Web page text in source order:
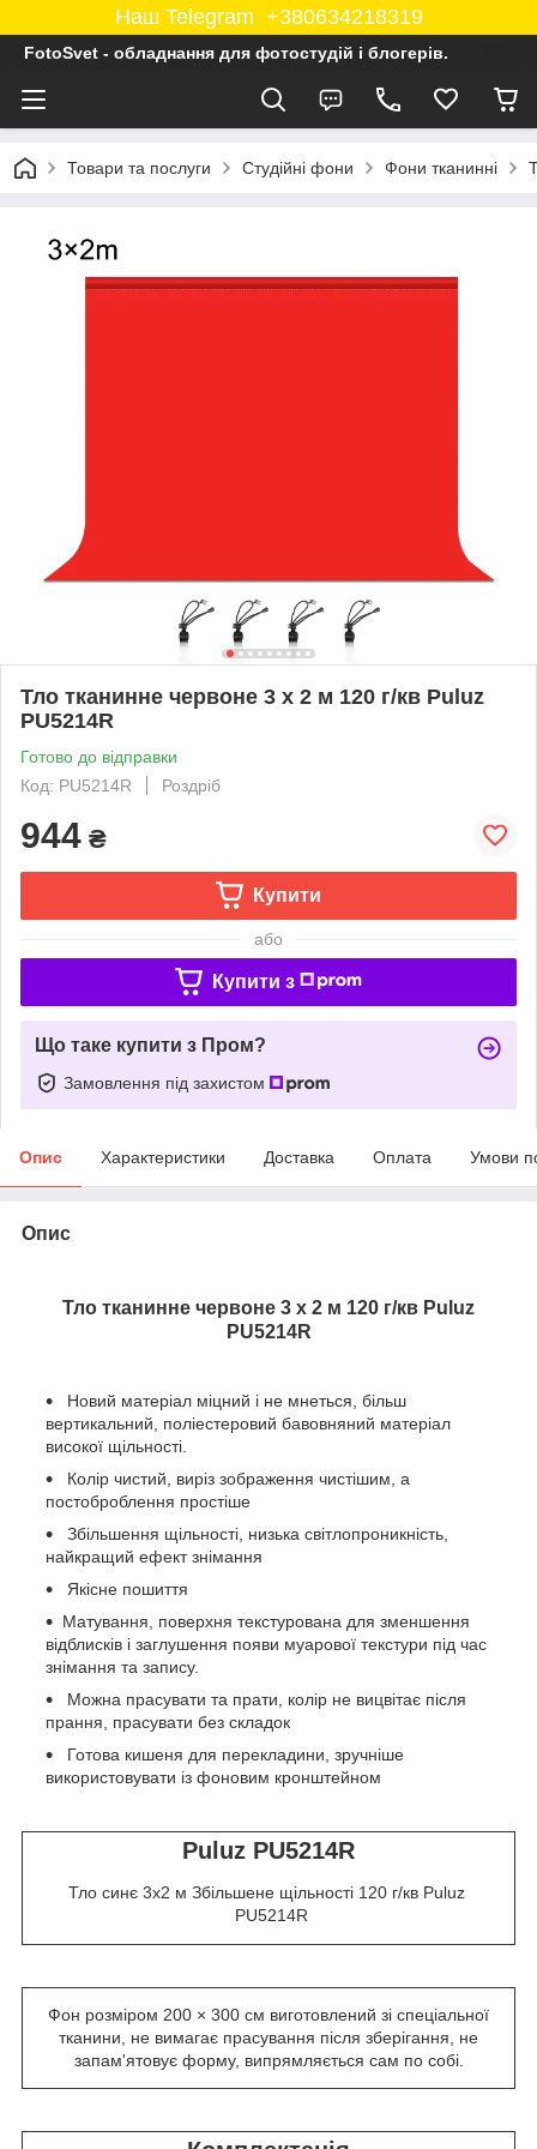
Наш Telegram +380634218319
FotoSvet - обладнання для фотостудій і блогерів.
Товари та послуги Студійні фони Фони тканинні
Тло тканинне червоне 3 x 2 м 120 г/кв Puluz
PU5214R
Готово до відправки
Код: PU5214R
Роздріб
944 ₴
Купити
або
Купити з
Що таке купити з Пром?
Замовлення під захистом
Опис Характеристики Доставка Оплата Умови
Опис
Тло тканинне червоне 3 x 2 м 120 г/кв Puluz
PU5214R
Новий матеріал міцний і не мнеться, більш
вертикальний, поліестеровий бавовняний матеріал
високої щільності.
Колір чистий, виріз зображення чистішим, а
постоброблення простіше
Збільшення щільності, низька світлопроникність,
найкращий ефект знімання
Якісне пошиття
Матування, поверхня текстурована для зменшення
відблисків і заглушення появи муарової текстури під час
знімання та запису.
Можна прасувати та прати, колір не вицвітає після
прання, прасувати без складок
Готова кишеня для перекладини, зручніше
використовувати із фоновим кронштейном
Puluz PU5214R
Тло синє 3x2 м Збільшене щільності 120 г/кв Puluz
PU5214R
Фон розміром 200 × 300 см виготовлений зі спеціальної
тканини, не вимагає прасування після зберігання, не
запам'ятовує форму, випрямляється сам по собі.